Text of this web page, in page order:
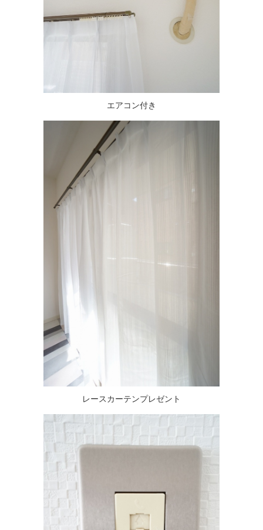
エアコン付き
レースカーテンプレゼント